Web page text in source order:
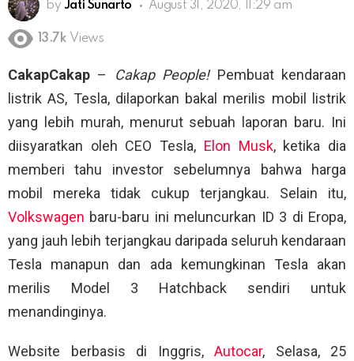
by Jati Sunarto August 31, 2020, 11:29 am
13.7k Views
CakapCakap – Cakap People!Pembuat kendaraan
listrik AS, Tesla, dilaporkan bakal merilis mobil listrik
yang lebih murah, menurut sebuah laporan baru. Ini
diisyaratkan oleh CEO Tesla, Elon Musk, ketika dia
memberi tahu investor sebelumnya bahwa harga
mobil mereka tidak cukup terjangkau. Selain itu,
Volkswagen baru-baru ini meluncurkan ID 3 di Eropa,
yang jauh lebih terjangkau daripada seluruh kendaraan
Tesla manapun dan ada kemungkinan Tesla akan
merilis Model 3 Hatchback sendiri untuk
menandinginya.
Website berbasis di Inggris, Autocar, Selasa, 25